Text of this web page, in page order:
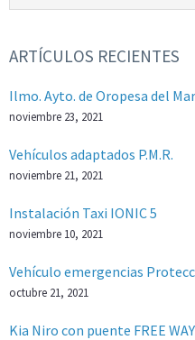
ARTÍCULOS RECIENTES
Ilmo. Ayto. de Oropesa del Mar
noviembre 23, 2021
Vehículos adaptados P.M.R.
noviembre 21, 2021
Instalación Taxi IONIC 5
noviembre 10, 2021
Vehículo emergencias
octubre 21, 2021
Kia Niro con puente FREE WAY